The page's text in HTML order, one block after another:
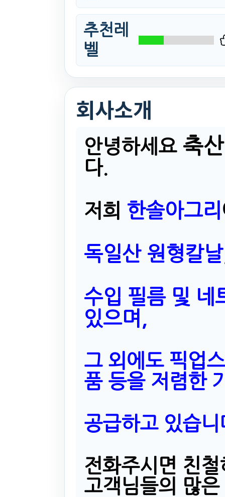
추천레
벨
회사소개
안녕하세요축산
다.
저희 한솔아그리
독일산 원형칼
수입 필름 및 네
있으며,
그 외에도 픽업
품 등을 저렴한
공급하고 있습니
전화주시면 친
고객님들의 많